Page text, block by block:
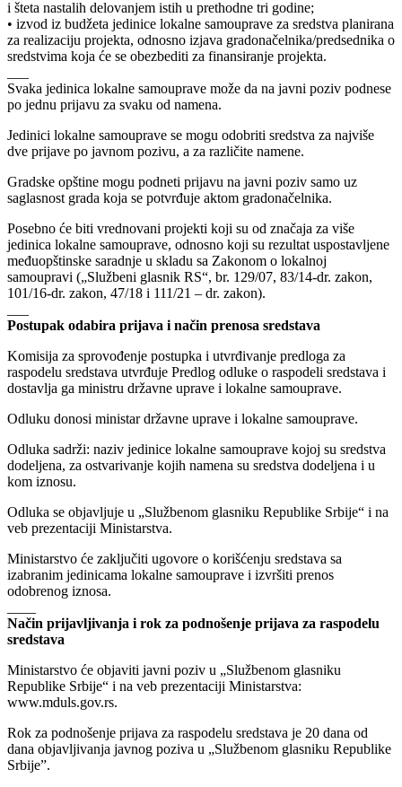
i šteta nastalih delovanjem istih u prethodne tri godine;
• izvod iz budžeta jedinice lokalne samouprave za sredstva planirana
za realizaciju projekta, odnosno izjava gradonačelnika/predsednika o
sredstvima koja će se obezbediti za finansiranje projekta.
Svaka jedinica lokalne samouprave može da na javni poziv podnese
po jednu prijavu za svaku od namena.
Jedinici lokalne samouprave se mogu odobriti sredstva za najviše
dve prijave po javnom pozivu, a za različite namene.
Gradske opštine mogu podneti prijavu na javni poziv samo uz
saglasnost grada koja se potvrđuje aktom gradonačelnika.
Posebno će biti vrednovani projekti koji su od značaja za više
jedinica lokalne samouprave, odnosno koji su rezultat uspostavljene
međuopštinske saradnje u skladu sa Zakonom o lokalnoj
samoupravi („Službeni glasnik RS“, br. 129/07, 83/14-dr. zakon,
101/16-dr. zakon, 47/18 i 111/21 – dr. zakon).
Postupak odabira prijava i način prenosa sredstava
Komisija za sprovođenje postupka i utvrđivanje predloga za
raspodelu sredstava utvrđuje Predlog odluke o raspodeli sredstava i
dostavlja ga ministru državne uprave i lokalne samouprave.
Odluku donosi ministar državne uprave i lokalne samouprave.
Odluka sadrži: naziv jedinice lokalne samouprave kojoj su sredstva
dodeljena, za ostvarivanje kojih namena su sredstva dodeljena i u
kom iznosu.
Odluka se objavljuje u „Službenom glasniku Republike Srbije“ i na
veb prezentaciji Ministarstva.
Ministarstvo će zaključiti ugovore o korišćenju sredstava sa
izabranim jedinicama lokalne samouprave i izvršiti prenos
odobrenog iznosa.
Način prijavljivanja i rok za podnošenje prijava za raspodelu
sredstava
Ministarstvo će objaviti javni poziv u „Službenom glasniku
Republike Srbije“ i na veb prezentaciji Ministarstva:
www.mduls.gov.rs.
Rok za podnošenje prijava za raspodelu sredstava je 20 dana od
dana objavljivanja javnog poziva u „Službenom glasniku Republike
Srbije”.